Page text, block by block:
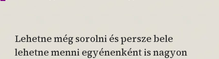
Lehetne még sorolni és persze bele
lehetne menni egyénenként is nagyon